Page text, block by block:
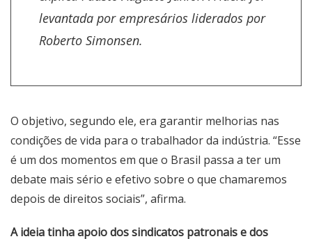
levantada por empresários liderados por
Roberto Simonsen.
O objetivo, segundo ele, era garantir melhorias nas
condições de vida para o trabalhador da indústria. “Esse
é um dos momentos em que o Brasil passa a ter um
debate mais sério e efetivo sobre o que chamaremos
depois de direitos sociais”, afirma.
A ideia tinha apoio dos sindicatos patronais e dos